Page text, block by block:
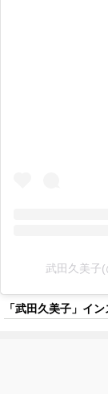
武田久美子
「武田久美子」イ